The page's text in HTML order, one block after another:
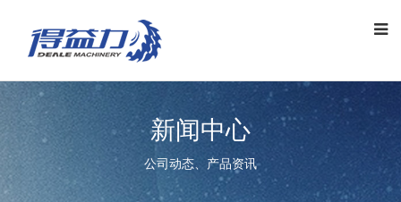
新闻中心
公司动态、产品资讯